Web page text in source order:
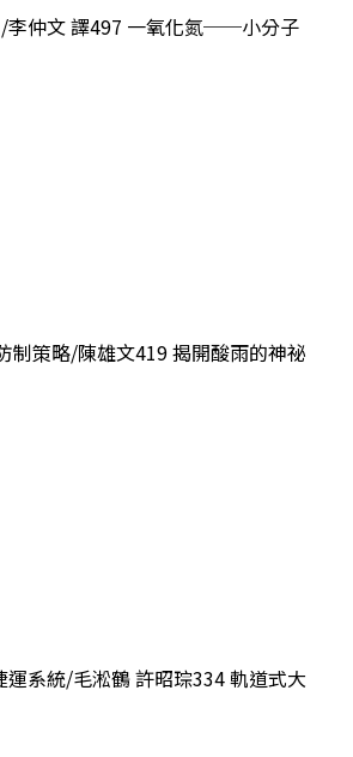
/李仲文 譯497 一氧化氮──小分子
策略/陳雄文419 揭開酸雨的神祕
系統/毛淞鶴 許昭琮334 軌道式大